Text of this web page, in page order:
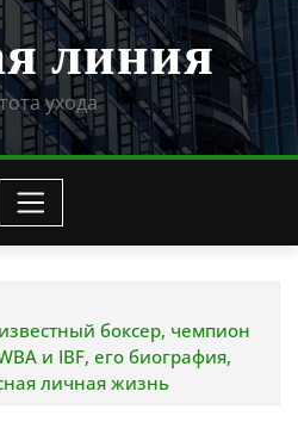
линия
ухода
боксер, чемпион
и IBF, его биография,
личная жизнь